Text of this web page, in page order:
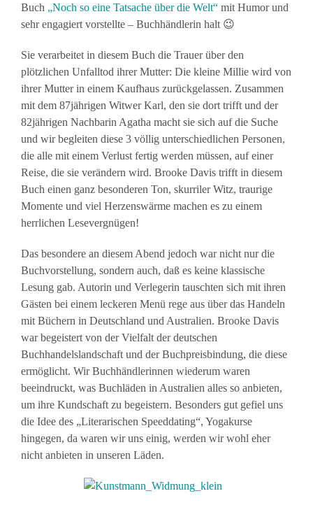
Buch „Noch so eine Tatsache über die Welt“ mit Humor und
sehr engagiert vorstellte – Buchhändlerin halt 😉
Sie verarbeitet in diesem Buch die Trauer über den
plötzlichen Unfalltod ihrer Mutter: Die kleine Millie wird von
ihrer Mutter in einem Kaufhaus zurückgelassen. Zusammen
mit dem 87jährigen Witwer Karl, den sie dort trifft und der
82jährigen Nachbarin Agatha macht sie sich auf die Suche
und wir begleiten diese 3 völlig unterschiedlichen Personen,
die alle mit einem Verlust fertig werden müssen, auf einer
Reise, die sie verändern wird. Brooke Davis trifft in diesem
Buch einen ganz besonderen Ton, skurriler Witz, traurige
Momente und viel Herzenswärme machen es zu einem
herrlichen Lesevergnügen!
Das besondere an diesem Abend jedoch war nicht nur die
Buchvorstellung, sondern auch, daß es keine klassische
Lesung gab. Autorin und Verlegerin tauschten sich mit ihren
Gästen bei einem leckeren Menü rege aus über das Handeln
mit Büchern in Deutschland und Australien. Brooke Davis
war begeistert von der Vielfalt der deutschen
Buchhandelslandschaft und der Buchpreisbindung, die diese
ermöglicht. Wir Buchhändlerinnen wiederum waren
beeindruckt, was Buchläden in Australien alles so anbieten,
um ihre Kundschaft zu begeistern. Besonders gut gefiel uns
die Idee des „Literarischen Speeddating“, Yogakurse
hingegen, da waren wir uns einig, werden wir wohl eher
nicht anbieten in unseren Läden.